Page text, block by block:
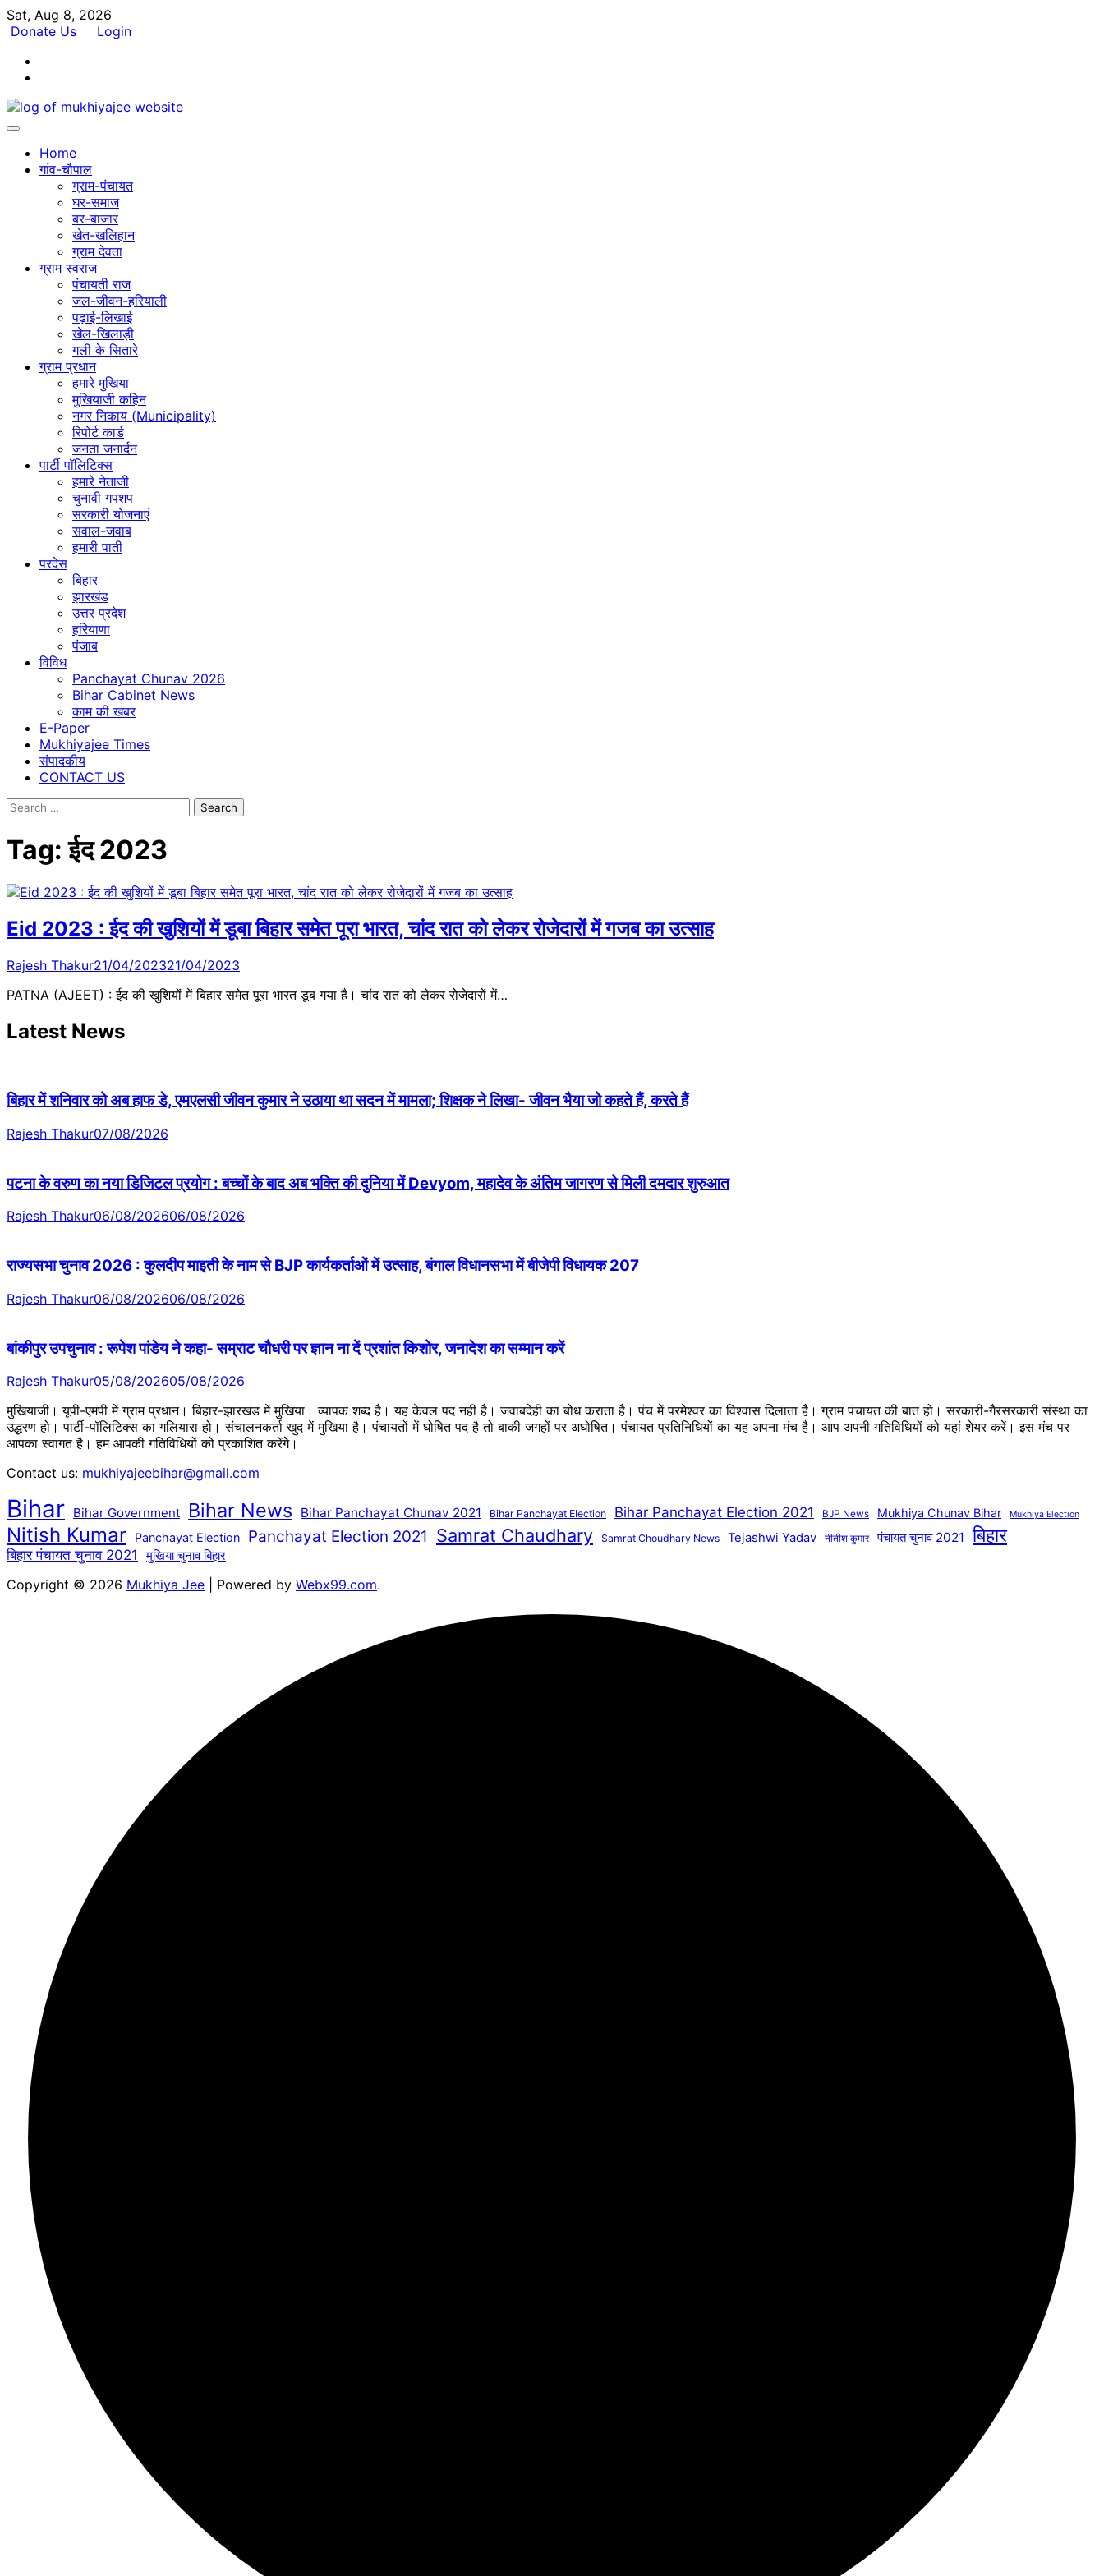
Skip
to
Sat, Aug 8, 2026
Donate Us
Login
Home
गांव-चौपाल
ग्राम-पंचायत
घर-समाज
बर-बाजार
खेत-खलिहान
ग्राम देवता
ग्राम स्वराज
पंचायती राज
जल-जीवन-हरियाली
पढ़ाई-लिखाई
खेल-खिलाड़ी
गली के सितारे
ग्राम प्रधान
हमारे मुखिया
मुखियाजी कहिन
नगर निकाय (Municipality)
रिपोर्ट कार्ड
जनता जनार्दन
पार्टी पॉलिटिक्स
हमारे नेताजी
चुनावी गपशप
सरकारी योजनाएं
सवाल-जवाब
हमारी पाती
परदेस
बिहार
झारखंड
उत्तर प्रदेश
हरियाणा
पंजाब
विविध
Panchayat Chunav 2026
Bihar Cabinet News
काम की खबर
E-Paper
Mukhiyajee Times
संपादकीय
CONTACT US
Search
Tag:ईद 2023
Eid 2023 : ईद की खुशियों में डूबा बिहार समेत पूरा भारत, चांद रात को लेकर रोजेदारों में गजब का उत्साह
Rajesh Thakur21/04/202321/04/2023
PATNA (AJEET) : ईद की खुशियों में बिहार समेत पूरा भारत डूब गया है। चांद रात को लेकर रोजेदारों में…
Latest News
बिहार में शनिवार को अब हाफ डे, एमएलसी जीवन कुमार ने उठाया था सदन में मामला; शिक्षक ने लिखा- जीवन भैया जो कहते हैं, करते हैं
Rajesh Thakur07/08/2026
पटना के वरुण का नया डिजिटल प्रयोग : बच्चों के बाद अब भक्ति की दुनिया में Devyom, महादेव के अंतिम जागरण से मिली दमदार शुरुआत
Rajesh Thakur06/08/202606/08/2026
राज्यसभा चुनाव 2026 : कुलदीप माइती के नाम से BJP कार्यकर्ताओं में उत्साह, बंगाल विधानसभा में बीजेपी विधायक 207
Rajesh Thakur06/08/202606/08/2026
बांकीपुर उपचुनाव : रूपेश पांडेय ने कहा- सम्राट चौधरी पर ज्ञान ना दें प्रशांत किशोर, जनादेश का सम्मान करें
Rajesh Thakur05/08/202605/08/2026
मुखियाजी। यूपी-एमपी में ग्राम प्रधान। बिहार-झारखंड में मुखिया। व्यापक शब्द है। यह केवल पद नहीं है। जवाबदेही का बोध कराता है। पंच में परमेश्वर का विश्वास दिलाता है। ग्राम पंचायत की बात हो। सरकारी-गैरसरकारी संस्था का
उद्धरण हो। पार्टी-पॉलिटिक्स का गलियारा हो। संचालनकर्ता खुद में मुखिया है। पंचायतों में घोषित पद है तो बाकी जगहों पर अघोषित। पंचायत प्रतिनिधियों का यह अपना मंच है। आप अपनी गतिविधियों को यहां शेयर करें। इस मंच पर
आपका स्वागत है। हम आपकी गतिविधियों को प्रकाशित करेंगेे।
Contact us: mukhiyajeebihar@gmail.com
Bihar Bihar Government Bihar News Bihar Panchayat Chunav 2021 Bihar Panchayat Election Bihar Panchayat Election 2021 BJP News Mukhiya Chunav Bihar Mukhiya Election
Nitish Kumar Panchayat Election Panchayat Election 2021 Samrat Chaudhary Samrat Choudhary News Tejashwi Yadav नीतीश कुमार पंचायत चुनाव 2021 बिहार
बिहार पंचायत चुनाव 2021 मुखिया चुनाव बिहार
Copyright © 2026 Mukhiya Jee | Powered by Webx99.com.